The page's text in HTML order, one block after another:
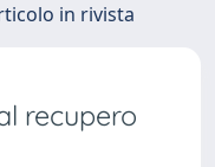
in rivista
recupero